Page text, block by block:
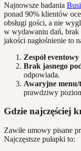
Najnowsze badania
ponad 90% klientów
obsługi gości, a nie
w wydawaniu dań,
jakości nagłośnienie to
Zespół
Brak jasnego
odpowiada.
Awaryjne menu/
prawdziwy
Gdzie najczęściej
Zawiłe umowy pisane
Najczęstsze pułapki to: